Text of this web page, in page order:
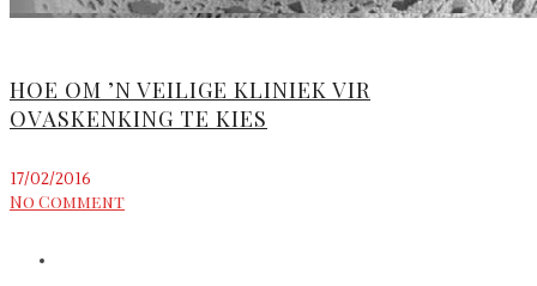
HOE OM ’N VEILIGE KLINIEK VIR
OVASKENKING TE KIES
17/02/2016
No Comment